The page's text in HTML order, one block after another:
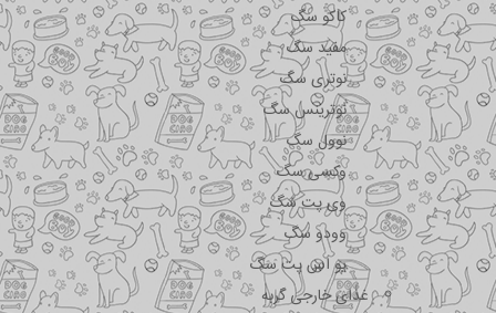
کاکو سگ
مفید سگ
نوتری سگ
نوترینس سگ
نوول سگ
وکسی سگ
وی پت سگ
وودو سگ
یو اس پت سگ
غذای خارجی گربه